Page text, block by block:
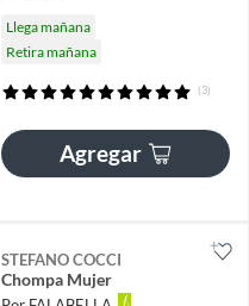
Llega mañana
Retira mañana
(3)
Agregar
STEFANO COCCI
Chompa Mujer